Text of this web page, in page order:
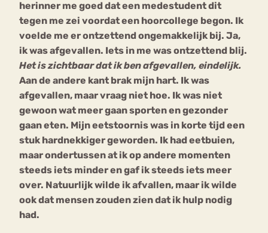
herinner me goed dat een medestudent dit
tegen me zei voordat een hoorcollege begon. Ik
voelde me er ontzettend ongemakkelijk bij. Ja,
ik was afgevallen. Iets in me was ontzettend blij.
Het is zichtbaar dat ik ben afgevallen, eindelijk.
Aan de andere kant brak mijn hart. Ik was
afgevallen, maar vraag niet hoe. Ik was niet
gewoon wat meer gaan sporten en gezonder
gaan eten. Mijn eetstoornis was in korte tijd een
stuk hardnekkiger geworden. Ik had eetbuien,
maar ondertussen at ik op andere momenten
steeds iets minder en gaf ik steeds iets meer
over. Natuurlijk wilde ik afvallen, maar ik wilde
ook dat mensen zouden zien dat ik hulp nodig
had.
Forum
Nerv
osa
Eetstoornis Anorexia Nervosa
Eetbuien Piekeren Sport
Trauma
Orthorexia
Afvallen Angst